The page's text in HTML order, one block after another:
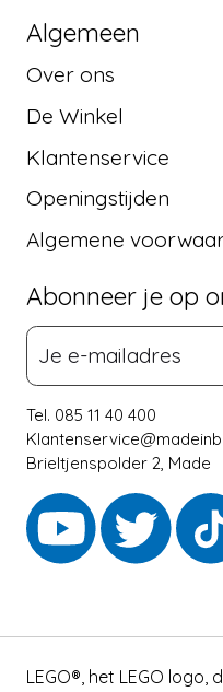
Algemeen
Over ons
De Winkel
Klantenservice
Openingstijden
Algemene
Abonneer je op
Tel. 085 11 40 400
Brieltjenspolder 2, Made
LEGO®, het LEGO logo,